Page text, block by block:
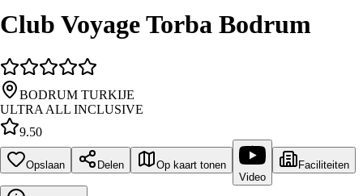
Club Voyage Torba Bodrum
BODRUM TURKIJE
ULTRA ALL INCLUSIVE
9.50
Opslaan Delen
Op kaart tonen
Video
Faciliteiten